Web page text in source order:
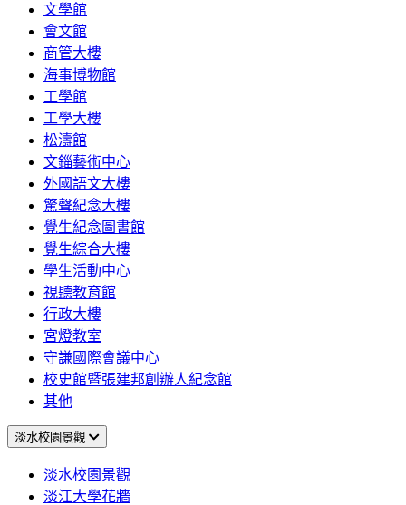
文學館
會文館
商管大樓
海事博物館
工學館
工學大樓
松濤館
文錙藝術中心
外國語文大樓
驚聲紀念大樓
覺生紀念圖書館
覺生綜合大樓
學生活動中心
視聽教育館
行政大樓
宮燈教室
守謙國際會議中心
校史館暨張建邦創辦人紀念館
其他
淡水校園景觀
淡水校園景觀
淡江大學花牆